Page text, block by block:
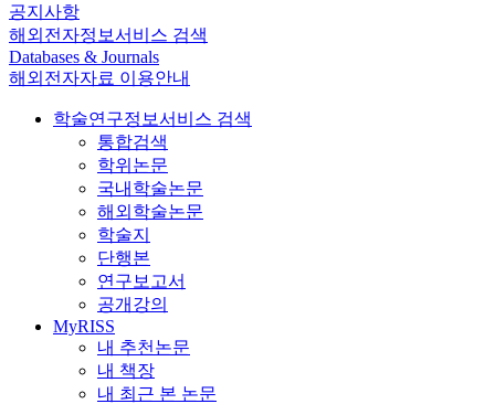
공지사항
해외전자정보서비스 검색
Databases & Journals
해외전자자료 이용안내
학술연구정보서비스 검색
통합검색
학위논문
국내학술논문
해외학술논문
학술지
단행본
연구보고서
공개강의
MyRISS
내 추천논문
내 책장
내 최근 본 논문